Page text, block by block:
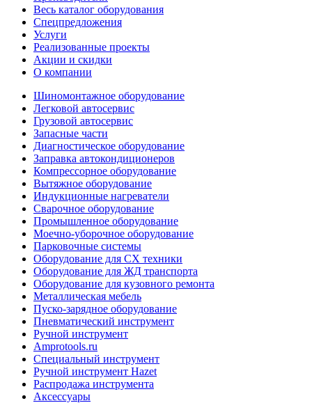
Весь каталог оборудования
Спецпредложения
Услуги
Реализованные проекты
Акции и скидки
О компании
Шиномонтажное оборудование
Легковой автосервис
Грузовой автосервис
Запасные части
Диагностическое оборудование
Заправка автокондиционеров
Компрессорное оборудование
Вытяжное оборудование
Индукционные нагреватели
Сварочное оборудование
Промышленное оборудование
Моечно-уборочное оборудование
Парковочные системы
Оборудование для СХ техники
Оборудование для ЖД транспорта
Оборудование для кузовного ремонта
Металлическая мебель
Пуско-зарядное оборудование
Пневматический инструмент
Ручной инструмент
Amprotools.ru
Специальный инструмент
Ручной инструмент Hazet
Распродажа инструмента
Аксессуары